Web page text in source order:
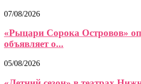
07/08/2026
«Рыцари Сорока Островов»
объявляет о...
05/08/2026